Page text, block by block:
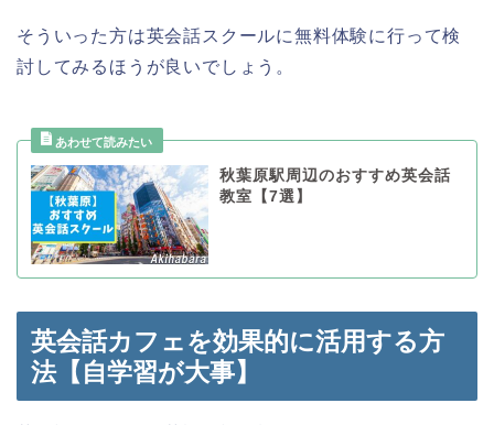
そういった方は英会話スクールに無料体験に行って検
討してみるほうが良いでしょう。
秋葉原駅周辺のおすすめ英会話
教室【7選】
英会話カフェを効果的に活用する方
法【自学習が大事】